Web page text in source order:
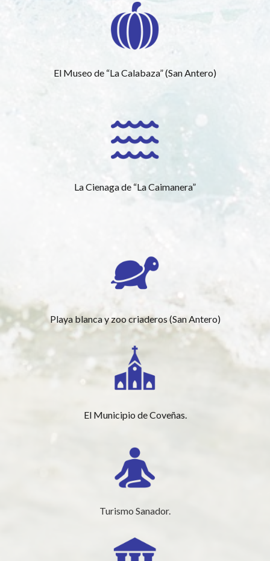
El Museo de “La Calabaza” (San Antero)
La Cienaga de “La Caimanera”
Playa blanca y zoo criaderos (San Antero)
El Municipio de Coveñas.
Turismo Sanador.